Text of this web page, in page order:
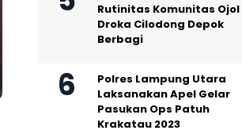
Rutinitas Komunitas Ojol
Droka Cilodong Depok
Berbagi
Polres Lampung Utara
Laksanakan Apel Gelar
Pasukan Ops Patuh
Krakatau 2023